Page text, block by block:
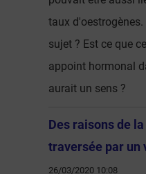
taux
sujet ? Est ce que
appoint hormonal
aurait un sens ?
Des raisons de
traversée par un
26/03/2020 10:08